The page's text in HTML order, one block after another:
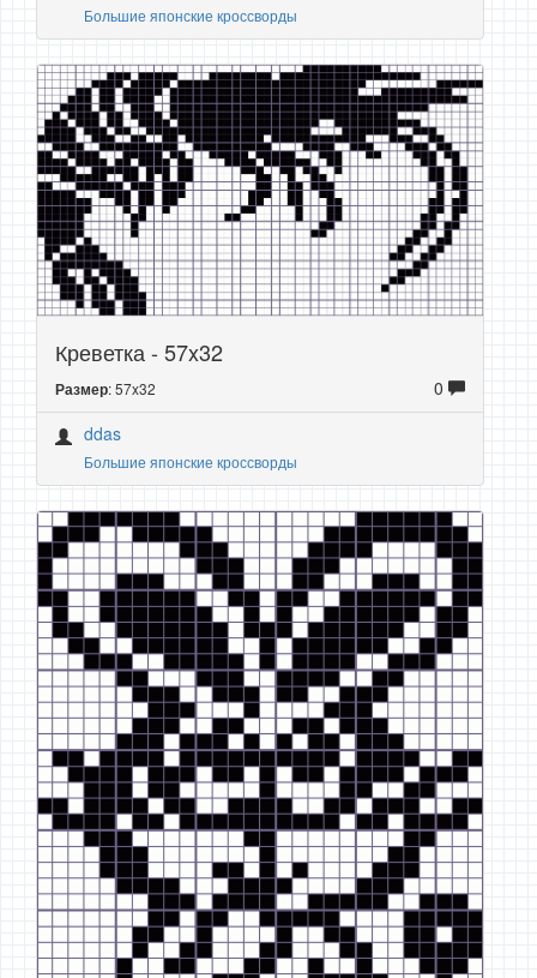
Большие японские кроссворды
Креветка - 57x32
Размер: 57x32
0
ddas
Большие японские кроссворды